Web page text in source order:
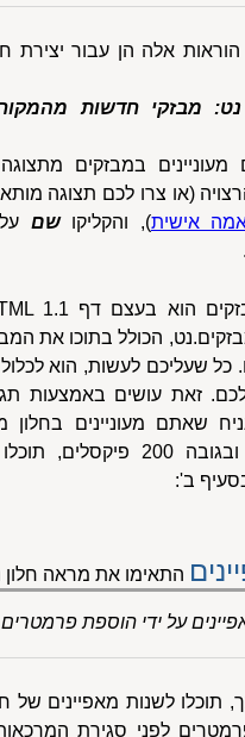
אלה הן עבור יצירת
נט: מבזקי חדשות
במבזקים
(או צרו לכם תצוגה
אישית), והקליקושם
הכולל בתוכו את
כל שעליכם לעשות, הוא
פיקסלים ובגובה 200
ב':
התאימו את מראה חלון
על ידי הוספת
תוכלו לשנות מאפיינים של